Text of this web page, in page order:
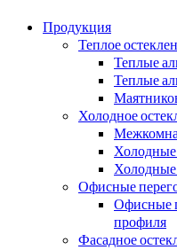
Продукция
Теплое
Теплые
Теплые
Холодное
Офисные
Офисные
профиля
Фасадное